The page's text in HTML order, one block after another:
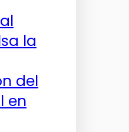
la
del
en